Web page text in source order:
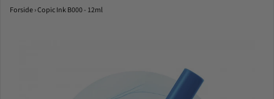
Forside›Copic Ink B000 - 12ml